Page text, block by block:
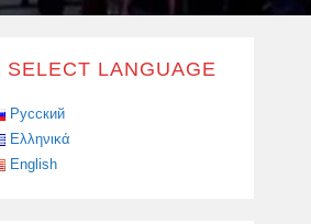
SELECT LANGUAGE
Русский
Ελληνικά
English